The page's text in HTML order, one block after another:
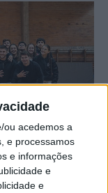
ou acedemos a
e processamos
e informações
e
e
sagrou-se a
IPCB.